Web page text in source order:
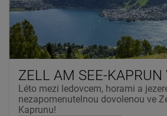
ZELL AM SEE-KAPRUN
Léto mezi ledovcem, horami a
nezapomenutelnou dovolenou ve
Kaprunu!